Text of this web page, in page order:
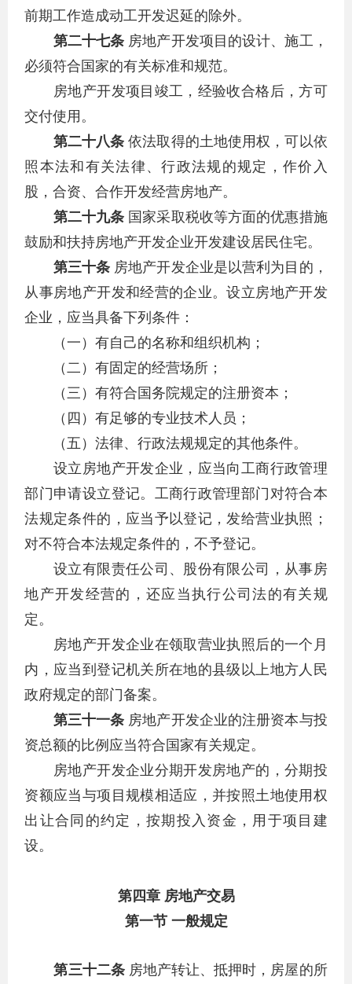
前期工作造成动工开发迟延的除外。
第二十七条 房地产开发项目的设计、施工，
必须符合国家的有关标准和规范。
房地产开发项目竣工，经验收合格后，方可
交付使用。
第二十八条 依法取得的土地使用权，可以依
照本法和有关法律、行政法规的规定，作价入
股，合资、合作开发经营房地产。
第二十九条 国家采取税收等方面的优惠措施
鼓励和扶持房地产开发企业开发建设居民住宅。
第三十条 房地产开发企业是以营利为目的，
从事房地产开发和经营的企业。设立房地产开发
企业，应当具备下列条件：
（一）有自己的名称和组织机构；
（二）有固定的经营场所；
（三）有符合国务院规定的注册资本；
（四）有足够的专业技术人员；
（五）法律、行政法规规定的其他条件。
设立房地产开发企业，应当向工商行政管理
部门申请设立登记。工商行政管理部门对符合本
法规定条件的，应当予以登记，发给营业执照；
对不符合本法规定条件的，不予登记。
设立有限责任公司、股份有限公司，从事房
地产开发经营的，还应当执行公司法的有关规
定。
房地产开发企业在领取营业执照后的一个月
内，应当到登记机关所在地的县级以上地方人民
政府规定的部门备案。
第三十一条 房地产开发企业的注册资本与投
资总额的比例应当符合国家有关规定。
房地产开发企业分期开发房地产的，分期投
资额应当与项目规模相适应，并按照土地使用权
出让合同的约定，按期投入资金，用于项目建
设。
第四章 房地产交易
第一节 一般规定
第三十二条房地产转让、抵押时，房屋的所